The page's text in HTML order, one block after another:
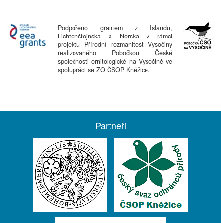
Podpořeno grantem z Islandu,
Lichtenštejnska a Norska v rámci
projektu Přírodní rozmanitost Vysočiny
realizovaného Pobočkou České
společnosti ornitologické na Vysočině ve
spolupráci se ZO ČSOP Kněžice.
Partneři